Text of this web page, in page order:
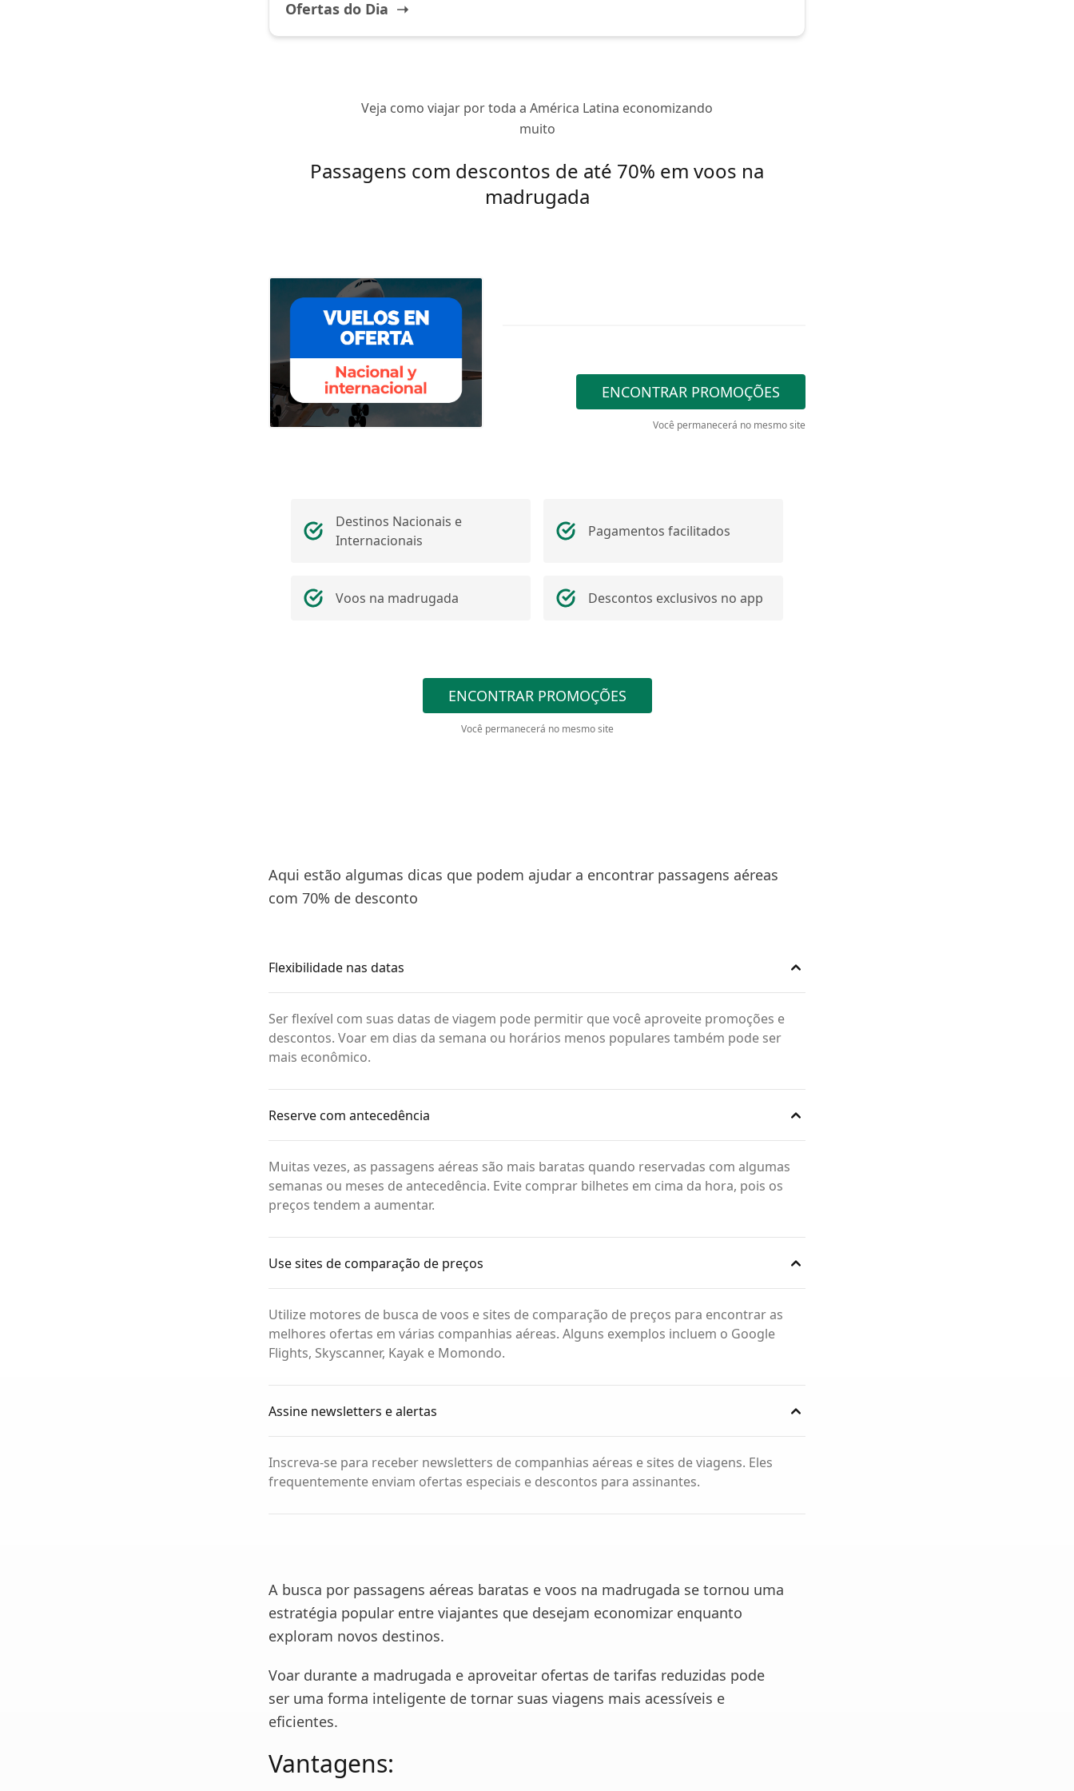
Ofertas do Dia ➝
Veja como viajar por toda a América Latina economizando
muito
Passagens com descontos de até 70% em voos na
madrugada
ENCONTRAR PROMOÇÕES
Você permanecerá no mesmo site
Destinos Nacionais e
Internacionais
Pagamentos facilitados
Voos na madrugada Descontos exclusivos no app
ENCONTRAR PROMOÇÕES
Você permanecerá no mesmo site
Aqui estão algumas dicas que podem ajudar a encontrar passagens aéreas
com 70% de desconto
Flexibilidade nas datas
Ser flexível com suas datas de viagem pode permitir que você aproveite promoções e
descontos. Voar em dias da semana ou horários menos populares também pode ser
mais econômico.
Reserve com antecedência
Muitas vezes, as passagens aéreas são mais baratas quando reservadas com algumas
semanas ou meses de antecedência. Evite comprar bilhetes em cima da hora, pois os
preços tendem a aumentar.
Use sites de comparação de preços
Utilize motores de busca de voos e sites de comparação de preços para encontrar as
melhores ofertas em várias companhias aéreas. Alguns exemplos incluem o Google
Flights, Skyscanner, Kayak e Momondo.
Assine newsletters e alertas
Inscreva-se para receber newsletters de companhias aéreas e sites de viagens. Eles
frequentemente enviam ofertas especiais e descontos para assinantes.
A busca por passagens aéreas baratas e voos na madrugada se tornou uma
estratégia popular entre viajantes que desejam economizar enquanto
exploram novos destinos.
Voar durante a madrugada e aproveitar ofertas de tarifas reduzidas pode
ser uma forma inteligente de tornar suas viagens mais acessíveis e
eficientes.
Vantagens: